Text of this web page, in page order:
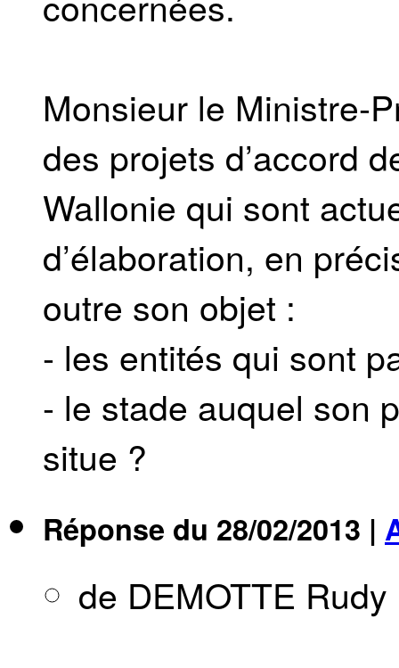
Monsieur le Ministre-
des projets d’accord
Wallonie qui sont
d’élaboration, en
outre son objet :
- les entités qui sont
- le stade auquel son
situe ?
Réponse du 28/02/2013 |
de DEMOTTE Rudy